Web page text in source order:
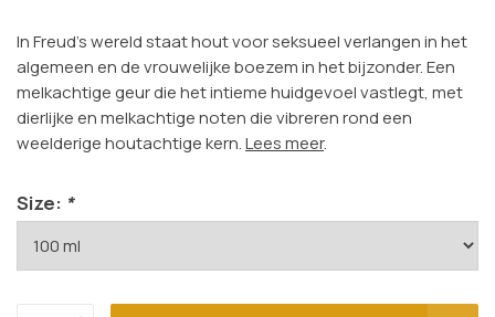
In Freud's wereld staat hout voor seksueel verlangen in het
algemeen en de vrouwelijke boezem in het bijzonder. Een
melkachtige geur die het intieme huidgevoel vastlegt, met
dierlijke en melkachtige noten die vibreren rond een
weelderige houtachtige kern.Lees meer.
Size: *